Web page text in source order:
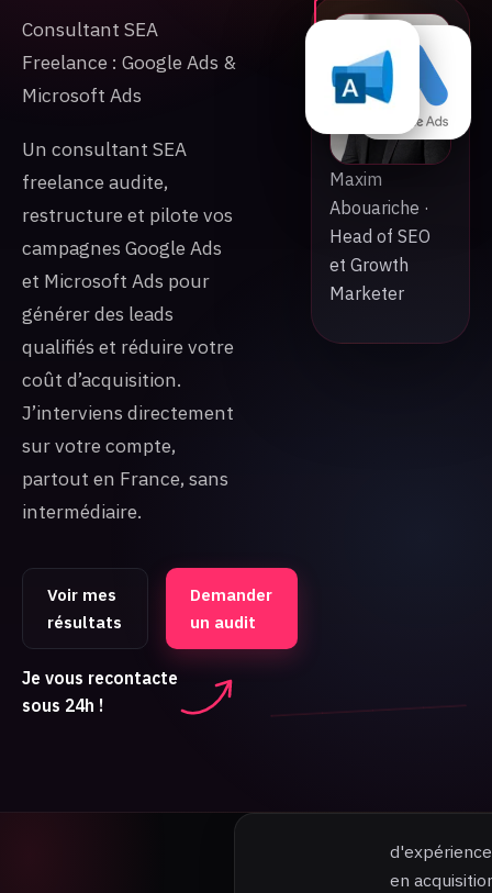
Consultant SEA
Freelance : Google Ads &
Microsoft Ads
Un consultant SEA
freelance audite,
restructure et pilote vos
campagnes Google Ads
et Microsoft Ads pour
générer des leads
qualifiés et réduire votre
coût d’acquisition.
J’interviens directement
sur votre compte,
partout en France, sans
intermédiaire.
Voir mes
résultats
Demander
un audit
Je vous recontacte
sous 24h !
Maxim
Abouariche ·
Head of SEO
et Growth
Marketer
d'expérience
en